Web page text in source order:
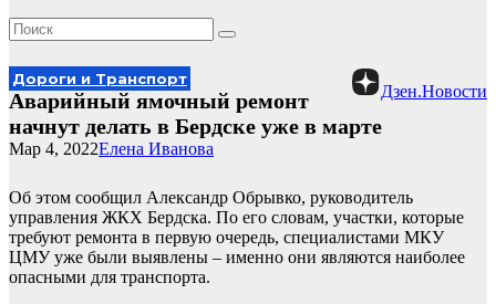
Дзен.Новости
Дороги и Транспорт
Аварийный ямочный ремонт
начнут делать в Бердске уже в марте
Елена Иванова
Мар 4, 2022
Об этом сообщил Александр Обрывко, руководитель
управления ЖКХ Бердска. По его словам, участки, которые
требуют ремонта в первую очередь, специалистами МКУ
ЦМУ уже были выявлены – именно они являются наиболее
опасными для транспорта.